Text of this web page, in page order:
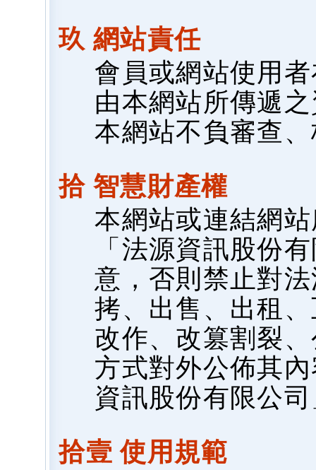
玖 網站責任
會員或網站使用
由本網站所傳遞
本網站不負審查
拾 智慧財產權
本網站或連結網
「法源資訊股份
意，否則禁止對
拷、出售、出租
改作、改篡割裂
方式對外公佈其
資訊股份有限公
拾壹 使用規範